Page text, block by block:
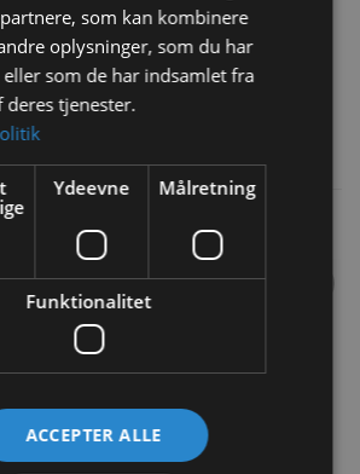
Flamingo Træ Gulerod med
som kan kombinere
oplysninger, som du har
som de har indsamlet fra
deres tjenester.
Ydeevne Målretning
Funktionalitet
ACCEPTER ALLE